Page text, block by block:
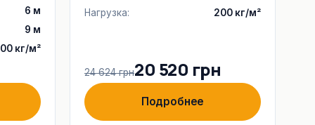
6 м
9 м
кг/м²
Нагрузка:
200 кг/м²
24 624 грн20 520 грн
Подробнее